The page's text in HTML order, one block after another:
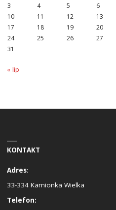
3
4 5 6
10
11 12 13
17
18 19 20
24
25 26 27
31
« lip
KONTAKT
Adres:
33-334 Kamionka Wielka
Telefon: